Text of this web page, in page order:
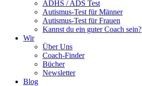
ADHS / ADS Test
Autismus-Test für Männer
Autismus-Test für Frauen
Kannst du ein guter Coach sein?
Wir
Über Uns
Coach-Finder
Bücher
Newsletter
Blog